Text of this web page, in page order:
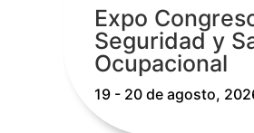
Expo
Seguridad y
Ocupacional
19 - 20 de agosto,